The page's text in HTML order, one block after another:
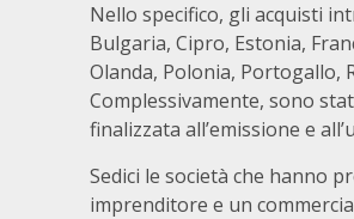
Nello specifico, gli acquisti
Bulgaria, Cipro, Estonia,
Olanda, Polonia, Portogallo,
Complessivamente, sono
finalizzata all’emissione e
Sedici le società che hanno
imprenditore e un